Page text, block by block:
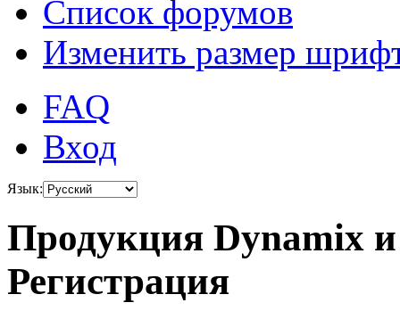
Список форумов
Изменить размер
FAQ
Вход
Язык:
Продукция Dynamix
Регистрация